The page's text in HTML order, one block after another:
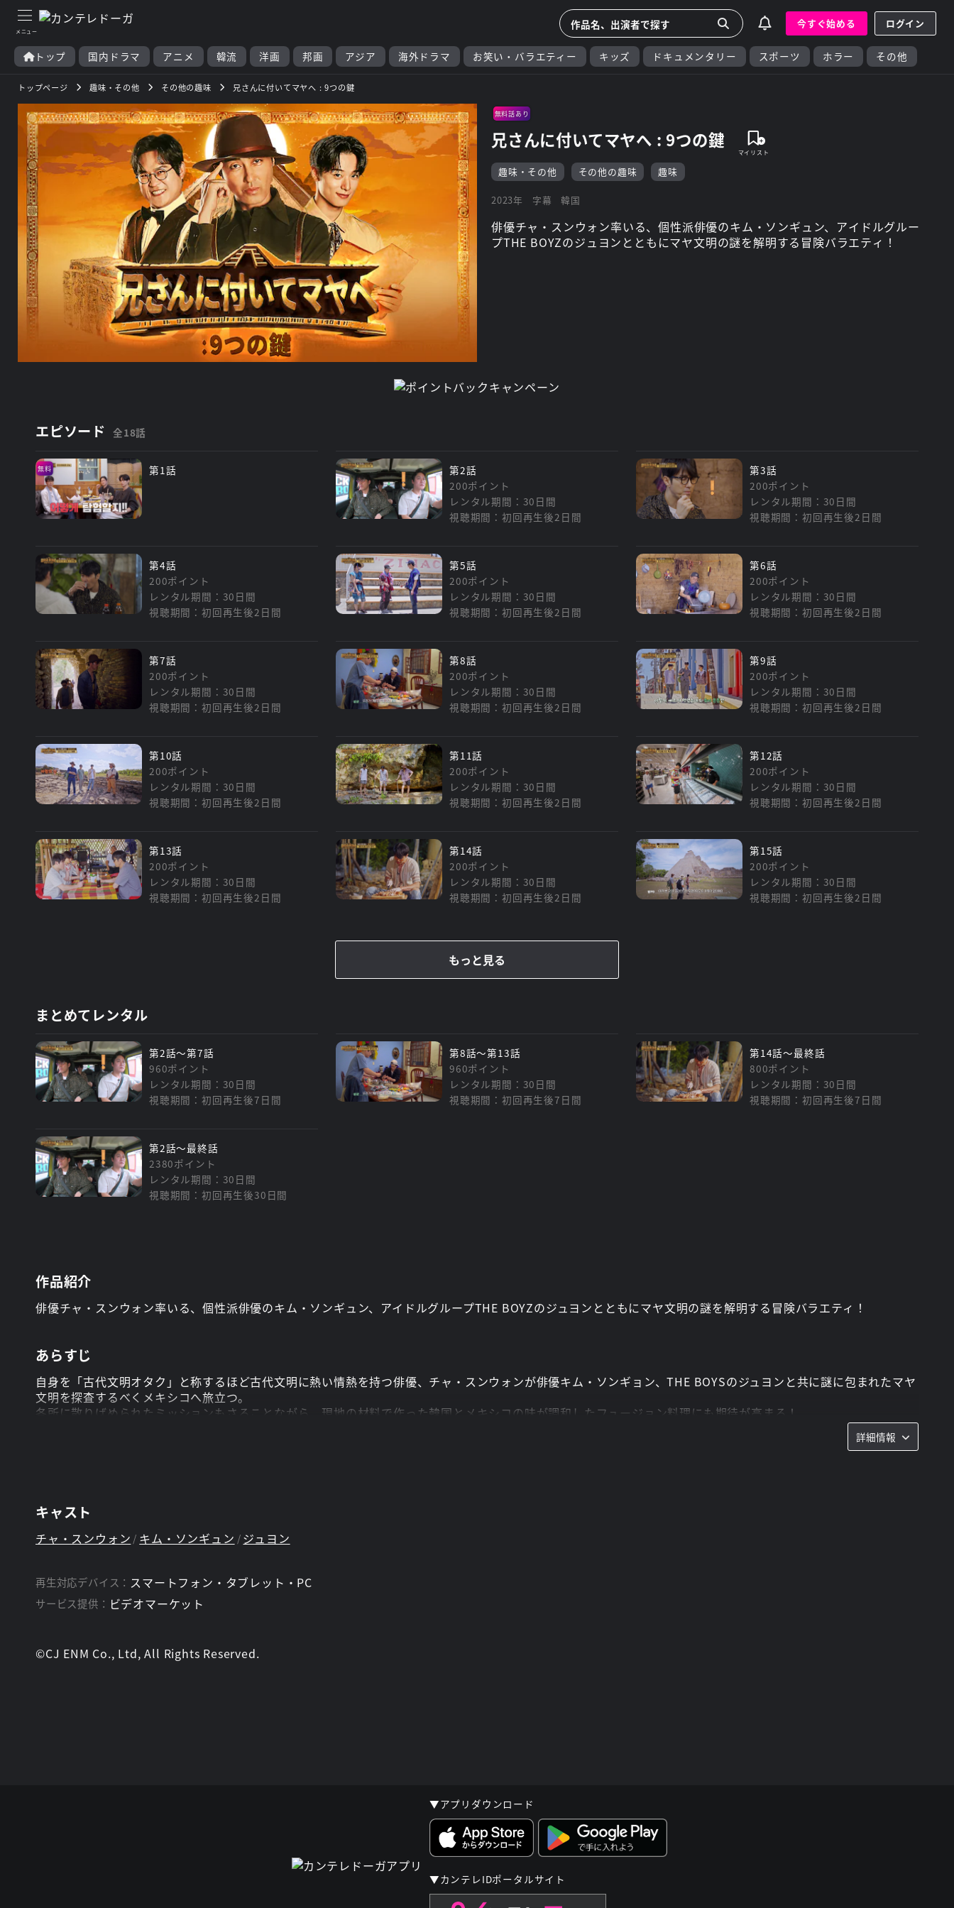
今すぐ始める ログイン
トップ 国内ドラマ アニメ 韓流 洋画 邦画 アジア 海外ドラマ お笑い・バラエティー キッズ ドキュメンタリー スポーツ ホラー その他
トップページ 趣味・その他 その他の趣味 兄さんに付いてマヤへ : 9つの鍵
無料話あり
兄さんに付いてマヤへ : 9つの鍵
趣味・その他 その他の趣味 趣味
2023年 字幕 韓国
俳優チャ・スンウォン率いる、個性派俳優のキム・ソンギュン、アイドルグルー
プTHE BOYZのジュヨンとともにマヤ文明の謎を解明する冒険バラエティ！
エピソード 全18話
無料 第1話
第2話
200ポイント
レンタル期間：30日間
視聴期間：初回再生後2日間
第3話
200ポイント
レンタル期間：30日間
視聴期間：初回再生後2日間
第4話
200ポイント
レンタル期間：30日間
視聴期間：初回再生後2日間
第5話
200ポイント
レンタル期間：30日間
視聴期間：初回再生後2日間
第6話
200ポイント
レンタル期間：30日間
視聴期間：初回再生後2日間
第7話
200ポイント
レンタル期間：30日間
視聴期間：初回再生後2日間
第8話
200ポイント
レンタル期間：30日間
視聴期間：初回再生後2日間
第9話
200ポイント
レンタル期間：30日間
視聴期間：初回再生後2日間
第10話
200ポイント
レンタル期間：30日間
視聴期間：初回再生後2日間
第11話
200ポイント
レンタル期間：30日間
視聴期間：初回再生後2日間
第12話
200ポイント
レンタル期間：30日間
視聴期間：初回再生後2日間
第13話
200ポイント
レンタル期間：30日間
視聴期間：初回再生後2日間
第14話
200ポイント
レンタル期間：30日間
視聴期間：初回再生後2日間
第15話
200ポイント
レンタル期間：30日間
視聴期間：初回再生後2日間
もっと見る
まとめてレンタル
第2話～第7話
960ポイント
レンタル期間：30日間
視聴期間：初回再生後7日間
第8話～第13話
960ポイント
レンタル期間：30日間
視聴期間：初回再生後7日間
第14話～最終話
800ポイント
レンタル期間：30日間
視聴期間：初回再生後7日間
第2話～最終話
2380ポイント
レンタル期間：30日間
視聴期間：初回再生後30日間
作品紹介
俳優チャ・スンウォン率いる、個性派俳優のキム・ソンギュン、アイドルグループTHE BOYZのジュヨンとともにマヤ文明の謎を解明する冒険バラエティ！
あらすじ
自身を「古代文明オタク」と称するほど古代文明に熱い情熱を持つ俳優、チャ・スンウォンが俳優キム・ソンギョン、THE BOYSのジュヨンと共に謎に包まれたマヤ
文明を探査するべくメキシコへ旅立つ。
各所に散りばめられたミッションもさることながら、現地の材料で作った韓国とメキシコの味が調和したフュージョン料理にも期待が高まる！
詳細情報
キャスト
チャ・スンウォン キム・ソンギュン ジュヨン
再生対応デバイス： スマートフォン・タブレット・PC
サービス提供： ビデオマーケット
©CJ ENM Co., Ltd, All Rights Reserved.
▼アプリダウンロード
▼カンテレIDポータルサイト